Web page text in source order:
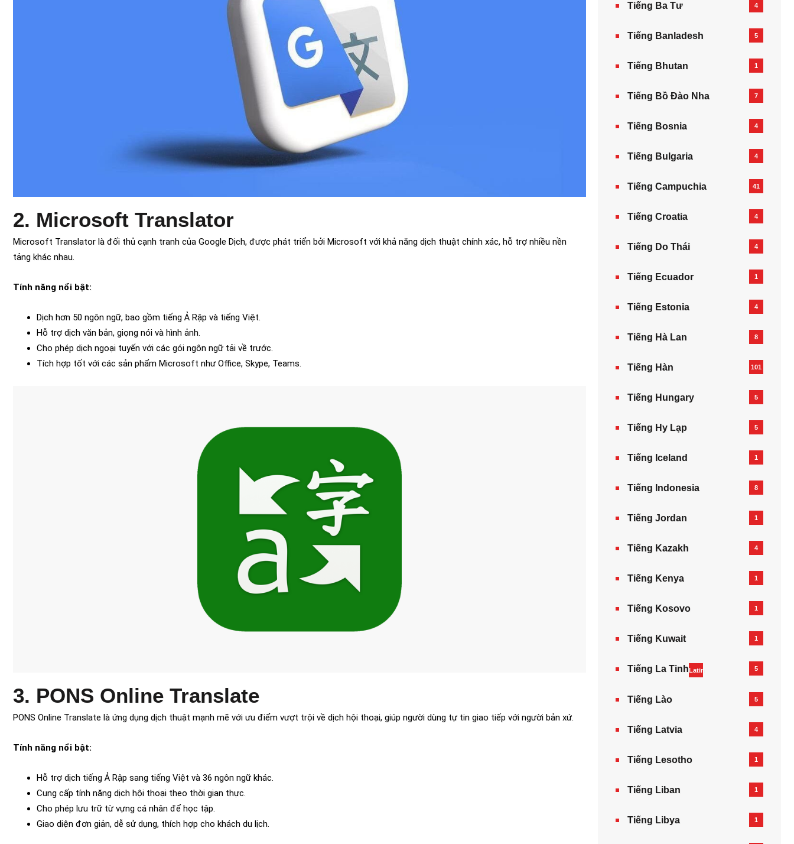
2. Microsoft Translator
Microsoft Translator là đối thủ cạnh tranh của Google Dịch, được phát triển bởi Microsoft với khả năng dịch thuật chính xác, hỗ trợ nhiều nền
tảng khác nhau.
Tính năng nổi bật:
Dịch hơn 50 ngôn ngữ, bao gồm tiếng Ả Rập và tiếng Việt.
Hỗ trợ dịch văn bản, giọng nói và hình ảnh.
Cho phép dịch ngoại tuyến với các gói ngôn ngữ tải về trước.
Tích hợp tốt với các sản phẩm Microsoft như Office, Skype, Teams.
3. PONS Online Translate
PONS Online Translate là ứng dụng dịch thuật mạnh mẽ với ưu điểm vượt trội về dịch hội thoại, giúp người dùng tự tin giao tiếp với người bản xứ.
Tính năng nổi bật:
Hỗ trợ dịch tiếng Ả Rập sang tiếng Việt và 36 ngôn ngữ khác.
Cung cấp tính năng dịch hội thoại theo thời gian thực.
Cho phép lưu trữ từ vựng cá nhân để học tập.
Giao diện đơn giản, dễ sử dụng, thích hợp cho khách du lịch.
Tiếng Ba Tư 4
Tiếng Banladesh 5
Tiếng Bhutan 1
Tiếng Bồ Đào Nha 7
Tiếng Bosnia 4
Tiếng Bulgaria 4
Tiếng Campuchia 41
Tiếng Croatia 4
Tiếng Do Thái 4
Tiếng Ecuador 1
Tiếng Estonia 4
Tiếng Hà Lan 8
Tiếng Hàn 101
Tiếng Hungary 5
Tiếng Hy Lạp 5
Tiếng Iceland 1
Tiếng Indonesia 8
Tiếng Jordan 1
Tiếng Kazakh‎ 4
Tiếng Kenya 1
Tiếng Kosovo 1
Tiếng Kuwait 1
Tiếng La TinhLatin 5
Tiếng Lào 5
Tiếng Latvia 4
Tiếng Lesotho 1
Tiếng Liban 1
Tiếng Libya 1